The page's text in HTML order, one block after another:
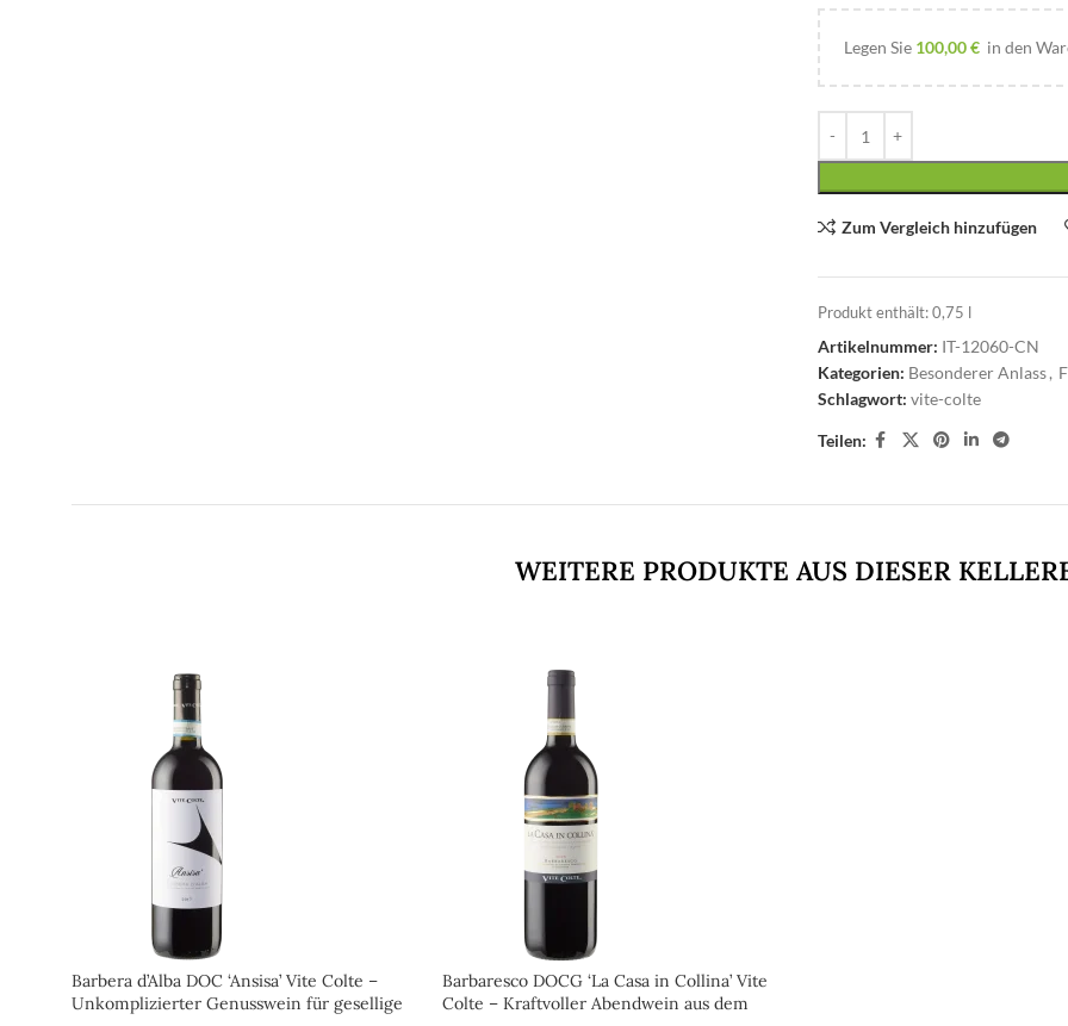
Legen Sie 100,00€in den
Zum Vergleich hinzufügen
Produkt enthält: 0,75
Artikelnummer: IT-12060-CN
Kategorien: Besonderer Anlass,
Schlagwort: vite-colte
Teilen:
WEITERE PRODUKTE AUS DIESER
Barbera d’Alba DOC ‘Ansisa’ Vite Colte –
Unkomplizierter Genusswein für gesellige
Barbaresco DOCG ‘La Casa in Collina’ Vite
Colte – Kraftvoller Abendwein aus dem